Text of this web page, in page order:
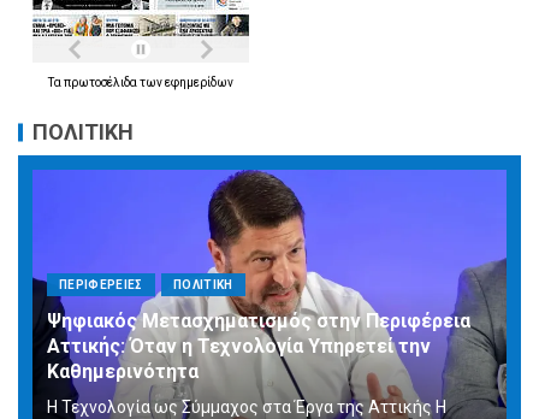
Ταπρωτοσέλιδατωνεφημερίδων
ΠΟΛΙΤΙΚΗ
ΠΕΡΙΦΕΡΕΙΕΣ ΠΟΛΙΤΙΚΗ
Ψηφιακός Μετασχηματισμός στην Περιφέρεια
Αττικής: Όταν η Τεχνολογία Υπηρετεί την
Καθημερινότητα
Η Τεχνολογία ως Σύμμαχος στα Έργα της Αττικής Η